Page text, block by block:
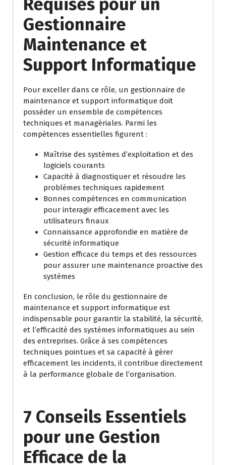
Requises pour un
Gestionnaire
Maintenance et
Support Informatique
Pour exceller dans ce rôle, un gestionnaire de
maintenance et support informatique doit
posséder un ensemble de compétences
techniques et managériales. Parmi les
compétences essentielles figurent :
Maîtrise des systèmes d’exploitation et des
logiciels courants
Capacité à diagnostiquer et résoudre les
problèmes techniques rapidement
Bonnes compétences en communication
pour interagir efficacement avec les
utilisateurs finaux
Connaissance approfondie en matière de
sécurité informatique
Gestion efficace du temps et des ressources
pour assurer une maintenance proactive des
systèmes
En conclusion, le rôle du gestionnaire de
maintenance et support informatique est
indispensable pour garantir la stabilité, la sécurité,
et l’efficacité des systèmes informatiques au sein
des entreprises. Grâce à ses compétences
techniques pointues et sa capacité à gérer
efficacement les incidents, il contribue directement
à la performance globale de l’organisation.
7 Conseils Essentiels
pour une Gestion
Efficace de la